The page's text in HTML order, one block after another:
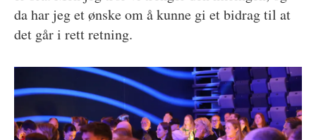
da har jeg et ønske om å kunne gi et bidrag til at
det går i rett retning.